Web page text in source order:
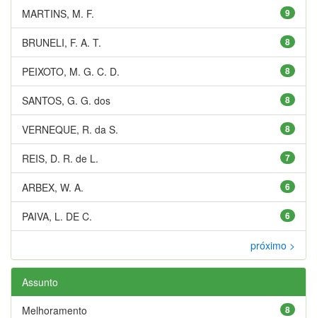
9
MARTINS, M. F.
8
BRUNELI, F. A. T.
8
PEIXOTO, M. G. C. D.
8
SANTOS, G. G. dos
8
VERNEQUE, R. da S.
7
REIS, D. R. de L.
6
ARBEX, W. A.
6
PAIVA, L. DE C.
próximo >
Assunto
8
Melhoramento